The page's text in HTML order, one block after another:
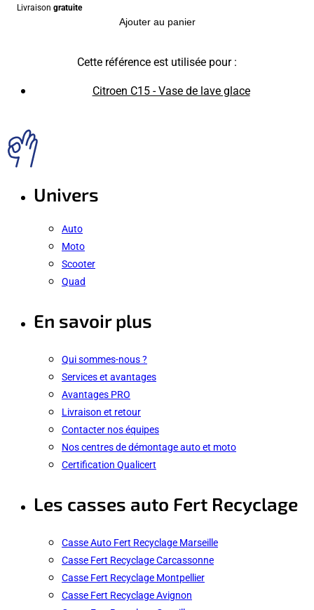
Livraison gratuite
Ajouter au panier
Cette référence est utilisée pour :
Citroen C15 - Vase de lave glace
Univers
Auto
Moto
Scooter
Quad
En savoir plus
Qui sommes-nous ?
Services et avantages
Avantages PRO
Livraison et retour
Contacter nos équipes
Nos centres de démontage auto et moto
Certification Qualicert
Les casses auto Fert Recyclage
Casse Auto Fert Recyclage Marseille
Casse Fert Recyclage Carcassonne
Casse Fert Recyclage Montpellier
Casse Fert Recyclage Avignon